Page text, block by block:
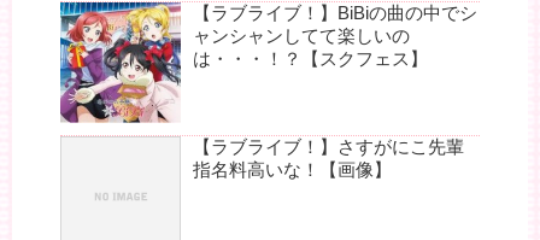
【ラブライブ！】BiBiの曲の中でシ
ャンシャンしてて楽しいの
は・・・！？【スクフェス】
【ラブライブ！】さすがにこ先輩
指名料高いな！【画像】